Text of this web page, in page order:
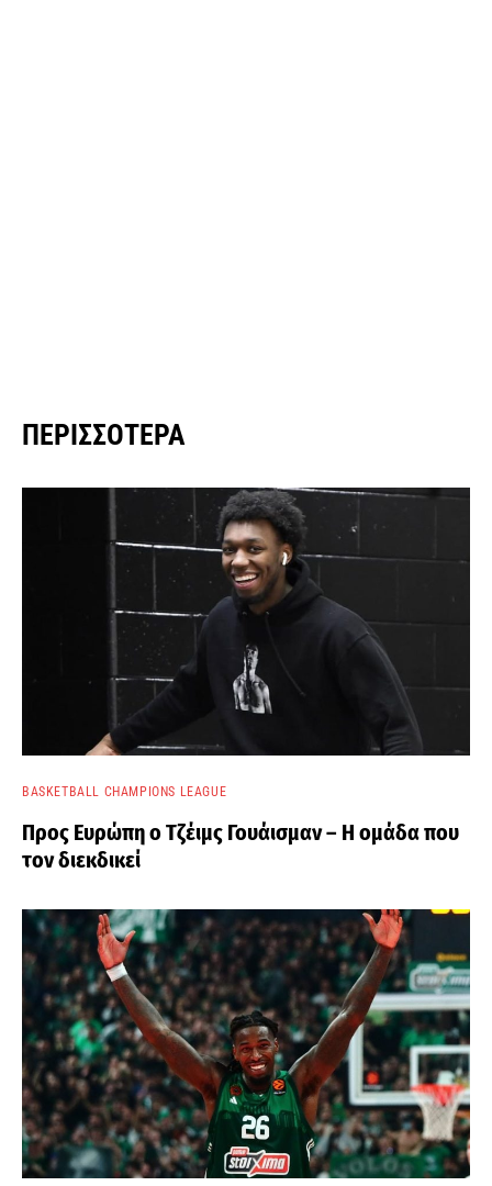
ΠΕΡΙΣΣΌΤΕΡΑ
BASKETBALL CHAMPIONS LEAGUE
Προς Ευρώπη ο Τζέιμς Γουάισμαν – Η ομάδα που
τον διεκδικεί